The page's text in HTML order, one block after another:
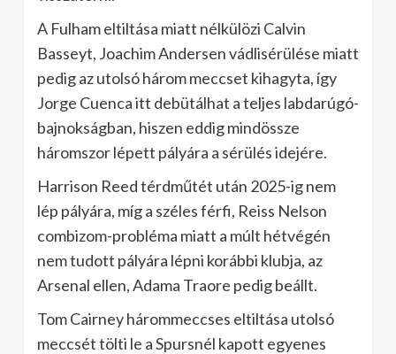
A Fulham eltiltása miatt nélkülözi Calvin
Basseyt, Joachim Andersen vádlisérülése miatt
pedig az utolsó három meccset kihagyta, így
Jorge Cuenca itt debütálhat a teljes labdarúgó-
bajnokságban, hiszen eddig mindössze
háromszor lépett pályára a sérülés idejére.
Harrison Reed térdműtét után 2025-ig nem
lép pályára, míg a széles férfi, Reiss Nelson
combizom-probléma miatt a múlt hétvégén
nem tudott pályára lépni korábbi klubja, az
Arsenal ellen, Adama Traore pedig beállt.
Tom Cairney hárommeccses eltiltása utolsó
meccsét tölti le a Spursnél kapott egyenes